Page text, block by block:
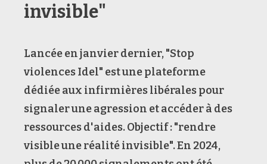
invisible"
Lancée en janvier dernier, "Stop
violences Idel" est une plateforme
dédiée aux infirmières libérales pour
signaler une agression et accéder à des
ressources d'aides. Objectif : "rendre
visible une réalité invisible". En 2024,